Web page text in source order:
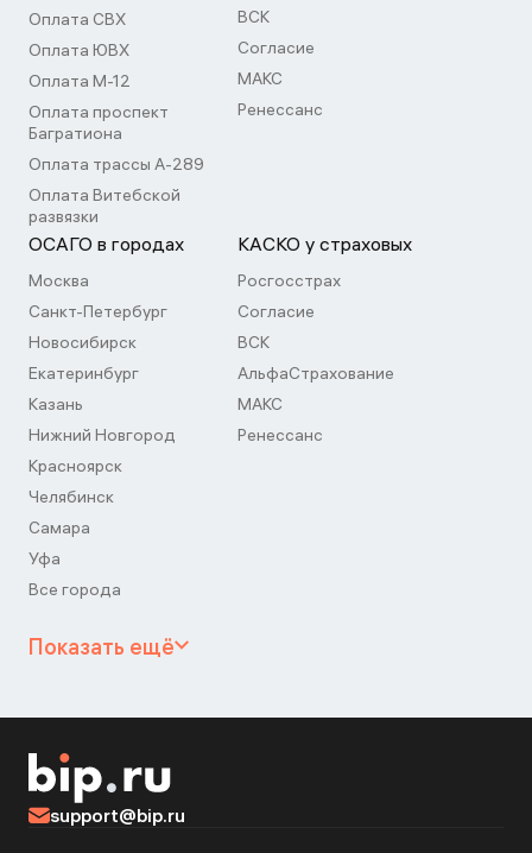
Оплата СВХ
Оплата ЮВХ
Оплата М-12
Оплата проспект
Багратиона
Оплата трассы А-289
Оплата Витебской
развязки
ВСК
Согласие
МАКС
Ренессанс
ОСАГО в городах
Москва
Санкт-Петербург
Новосибирск
Екатеринбург
Казань
Нижний Новгород
Красноярск
Челябинск
Самара
Уфа
Все города
КАСКО у страховых
Росгосстрах
Согласие
ВСК
АльфаСтрахование
МАКС
Ренессанс
Показать ещё
support@bip.ru